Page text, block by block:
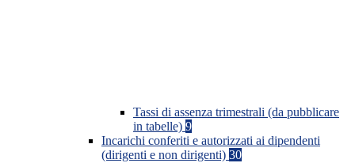
Tassi di assenza trimestrali (da pubblicare
in tabelle) 9
Incarichi conferiti e autorizzati ai dipendenti
(dirigenti e non dirigenti) 30